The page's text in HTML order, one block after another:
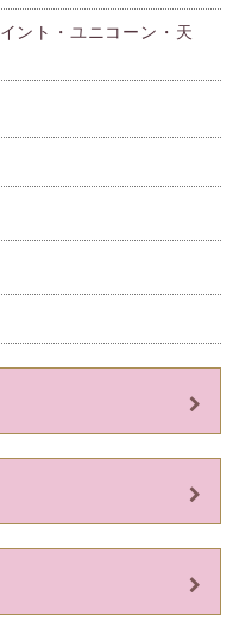
ント・ユニコーン・天